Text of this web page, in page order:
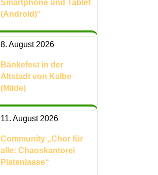
Smartphone und Tablet
(Android)“
8. August 2026
Bänkefest in der
Altstadt von Kalbe
(Milde)
11. August 2026
Community „Chor für
alle: Chaoskantorei
Platenlaase“